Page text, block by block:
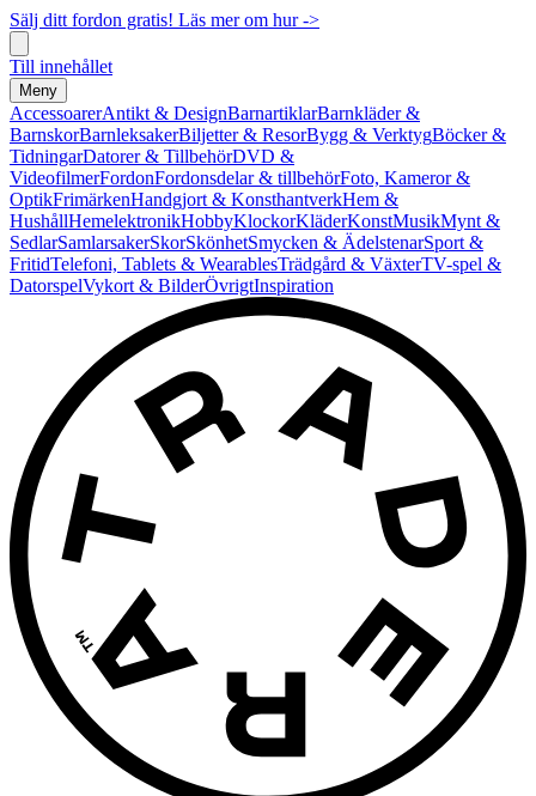
Sälj ditt fordon gratis! Läs mer om hur ->
Till innehållet
Meny
AccessoarerAntikt & DesignBarnartiklarBarnkläder &
BarnskorBarnleksakerBiljetter & ResorBygg & VerktygBöcker &
TidningarDatorer & TillbehörDVD &
VideofilmerFordonFordonsdelar & tillbehörFoto, Kameror &
OptikFrimärkenHandgjort & KonsthantverkHem &
HushållHemelektronikHobbyKlockorKläderKonstMusikMynt &
SedlarSamlarsakerSkorSkönhetSmycken & ÄdelstenarSport &
FritidTelefoni, Tablets & WearablesTrädgård & VäxterTV-spel &
DatorspelVykort & BilderÖvrigtInspiration